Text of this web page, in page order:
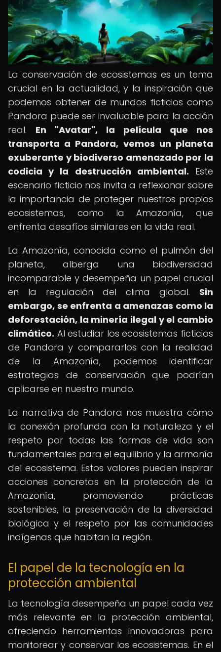
La conservación de ecosistemas es un tema
crucial en la actualidad, y la inspiración que
podemos obtener de mundos ficticios como
Pandora puede ser invaluable para la acción
real. En "Avatar", la película que nos
transporta a Pandora, vemos un planeta
exuberante y biodiverso amenazado por la
codicia y la destrucción ambiental. Este
escenario ficticio nos invita a reflexionar sobre
la importancia de proteger nuestros propios
ecosistemas, como la Amazonía, que
enfrenta desafíos similares en la vida real.
La Amazonía, conocida como el pulmón del
planeta, alberga una biodiversidad
incomparable y desempeña un papel crucial
en la regulación del clima global. Sin
embargo, se enfrenta a amenazas como la
deforestación, la minería ilegal y el cambio
climático. Al estudiar los ecosistemas ficticios
de Pandora y compararlos con la realidad
de la Amazonía, podemos identificar
estrategias de conservación que podrían
aplicarse en nuestro mundo.
La narrativa de Pandora nos muestra cómo
la conexión profunda con la naturaleza y el
respeto por todas las formas de vida son
fundamentales para el equilibrio y la armonía
del ecosistema. Estos valores pueden inspirar
acciones concretas en la protección de la
Amazonía, promoviendo prácticas
sostenibles, la preservación de la diversidad
biológica y el respeto por las comunidades
indígenas que habitan la región.
El papel de la tecnología en la
protección ambiental
La tecnología desempeña un papel cada vez
más relevante en la protección ambiental,
ofreciendo herramientas innovadoras para
monitorear y conservar los ecosistemas. En el